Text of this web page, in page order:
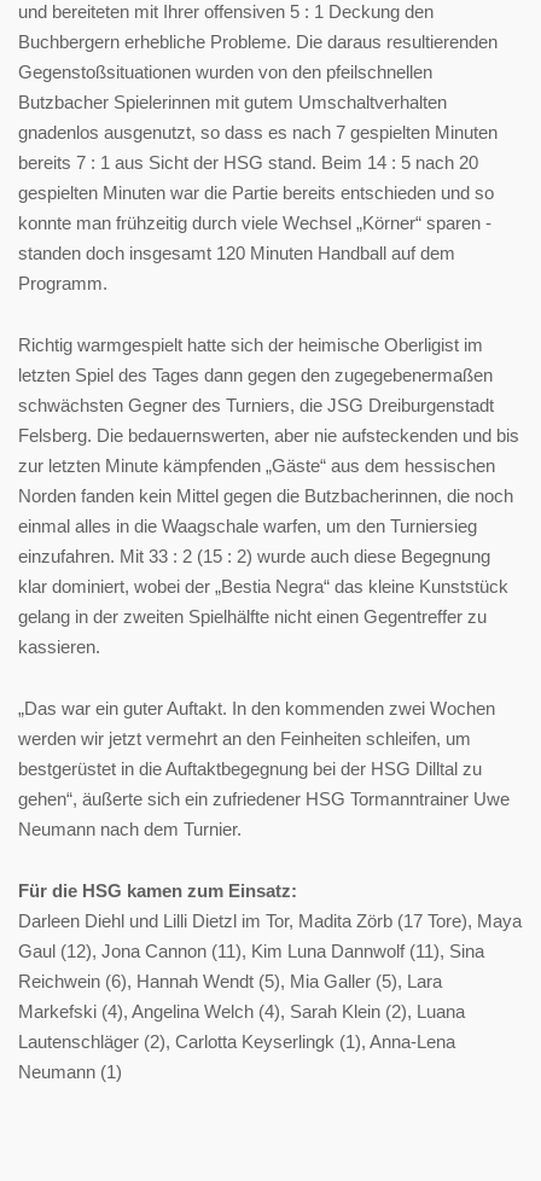
und bereiteten mit Ihrer offensiven 5 : 1 Deckung den
Buchbergern erhebliche Probleme. Die daraus resultierenden
Gegenstoßsituationen wurden von den pfeilschnellen
Butzbacher Spielerinnen mit gutem Umschaltverhalten
gnadenlos ausgenutzt, so dass es nach 7 gespielten Minuten
bereits 7 : 1 aus Sicht der HSG stand. Beim 14 : 5 nach 20
gespielten Minuten war die Partie bereits entschieden und so
konnte man frühzeitig durch viele Wechsel „Körner“ sparen -
standen doch insgesamt 120 Minuten Handball auf dem
Programm.
Richtig warmgespielt hatte sich der heimische Oberligist im
letzten Spiel des Tages dann gegen den zugegebenermaßen
schwächsten Gegner des Turniers, die JSG Dreiburgenstadt
Felsberg. Die bedauernswerten, aber nie aufsteckenden und bis
zur letzten Minute kämpfenden „Gäste“ aus dem hessischen
Norden fanden kein Mittel gegen die Butzbacherinnen, die noch
einmal alles in die Waagschale warfen, um den Turniersieg
einzufahren. Mit 33 : 2 (15 : 2) wurde auch diese Begegnung
klar dominiert, wobei der „Bestia Negra“ das kleine Kunststück
gelang in der zweiten Spielhälfte nicht einen Gegentreffer zu
kassieren.
„Das war ein guter Auftakt. In den kommenden zwei Wochen
werden wir jetzt vermehrt an den Feinheiten schleifen, um
bestgerüstet in die Auftaktbegegnung bei der HSG Dilltal zu
gehen“, äußerte sich ein zufriedener HSG Tormanntrainer Uwe
Neumann nach dem Turnier.
Für die HSG kamen zum Einsatz:
Darleen Diehl und Lilli Dietzl im Tor, Madita Zörb (17 Tore), Maya
Gaul (12), Jona Cannon (11), Kim Luna Dannwolf (11), Sina
Reichwein (6), Hannah Wendt (5), Mia Galler (5), Lara
Markefski (4), Angelina Welch (4), Sarah Klein (2), Luana
Lautenschläger (2), Carlotta Keyserlingk (1), Anna-Lena
Neumann (1)